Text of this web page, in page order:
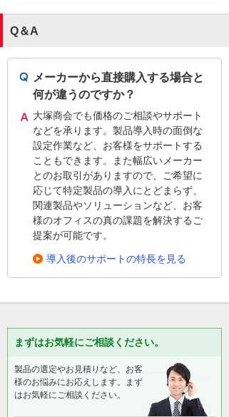
Q＆A
メーカーから直接購入する場合と
何が違うのですか？
大塚商会でも価格のご相談やサポート
などを承ります。製品導入時の面倒な
設定作業など、お客様をサポートする
こともできます。また幅広いメーカー
とのお取引がありますので、ご希望に
応じて特定製品の導入にとどまらず、
関連製品やソリューションなど、お客
様のオフィスの真の課題を解決するご
提案が可能です。
導入後のサポートの特長を見る
まずはお気軽にご相談ください。
製品の選定やお見積りなど、お客
様のお悩みにお応えします。まず
はお気軽にご相談ください。